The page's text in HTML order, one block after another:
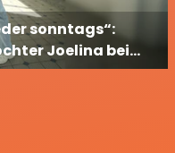
sonntags“:
Joelina bei